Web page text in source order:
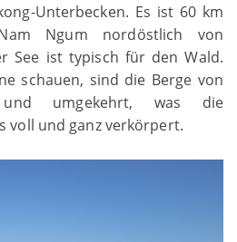
Unterbecken. Es ist 60 km
Ngum nordöstlich von
See ist typisch für den Wald.
schauen, sind die Berge von
und umgekehrt, was die
voll und ganz verkörpert.